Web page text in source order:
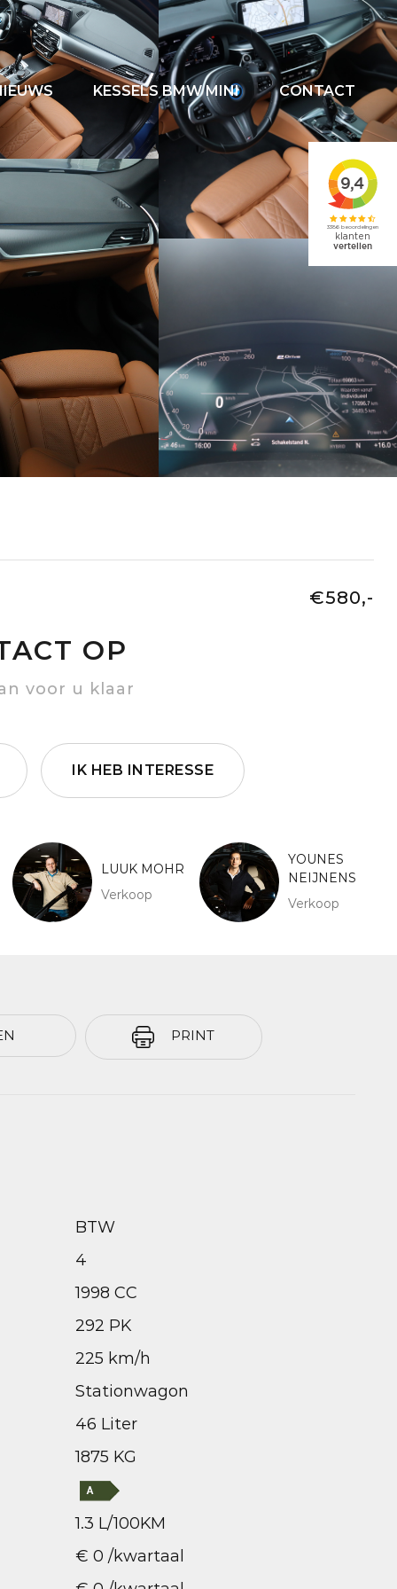
KESSELS BMW MINI CONTACT
€580,-
OP
voor u klaar
IK HEB INTERESSE
LUUK MOHR
Verkoop
YOUNES
NEIJNENS
Verkoop
PRINT
BTW
4
1998 CC
292 PK
225 km/h
Stationwagon
46 Liter
1875 KG
1.3 L/100KM
€ 0 /kwartaal